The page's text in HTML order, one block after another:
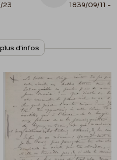
23 1839/09/11 -
Collationnage
Autographe
Bibliothèque royale de
Manuscrits
d'infos